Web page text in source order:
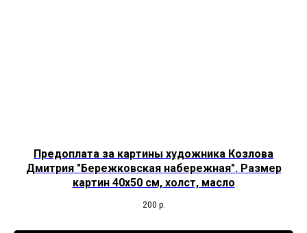
Предоплата за картины художника Козлова
Дмитрия "Бережковская набережная". Размер
картин 40x50 см, холст, масло
200 р.